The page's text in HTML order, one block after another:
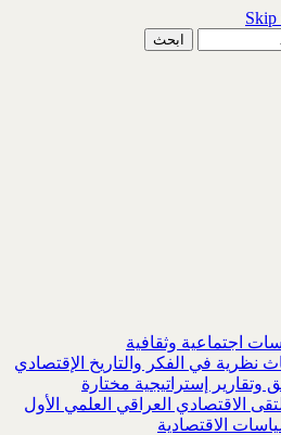
Skip
اجتماعية وثقافية
نظرية في الفكر والتاريخ الإقتصادي
وتقارير إستراتيجية مختارة
الاقتصادي العراقي العلمي الأول
الاقتصادية